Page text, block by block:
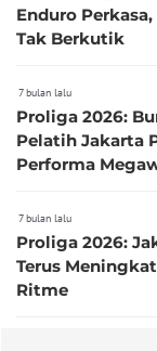
Enduro
Tak Berkutik
7 bulan lalu
Proliga 2026:
Pelatih Jakarta
Performa
7 bulan lalu
Proliga 2026:
Terus
Ritme